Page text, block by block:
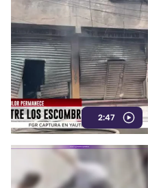
2:47